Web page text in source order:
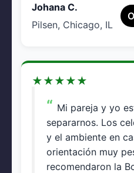
Johana C.
Pilsen, Chicago, IL
★★★★★
Mi pareja y yo
separarnos. Los
y el ambiente en
orientación muy
recomendaron la